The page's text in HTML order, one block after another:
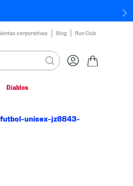
corporativas Blog Run Club
Diablos
unisex-jz8843-